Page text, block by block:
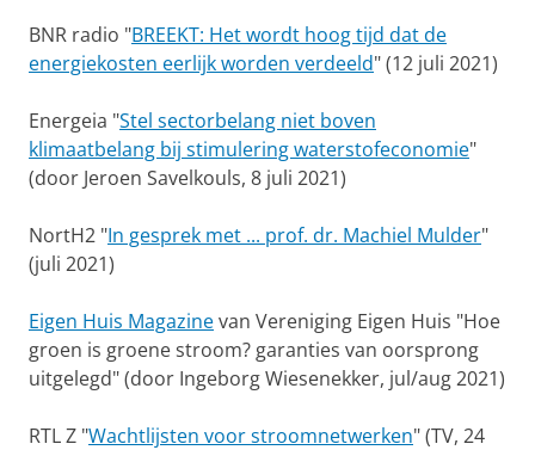
BNR radio "BREEKT: Het wordt hoog tijd dat de
energiekosten eerlijk worden verdeeld" (12 juli 2021)
Energeia "Stel sectorbelang niet boven
klimaatbelang bij stimulering waterstofeconomie"
(door Jeroen Savelkouls, 8 juli 2021)
NortH2 "In gesprek met ... prof. dr. Machiel Mulder"
(juli 2021)
Eigen Huis Magazinevan Vereniging Eigen Huis "Hoe
groen is groene stroom? garanties van oorsprong
uitgelegd" (door Ingeborg Wiesenekker, jul/aug 2021)
RTL Z "Wachtlijsten voor stroomnetwerken" (TV, 24